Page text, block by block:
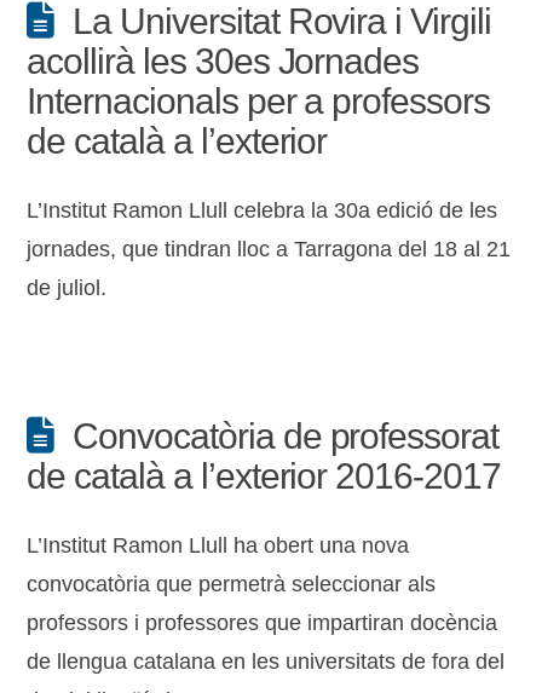
La Universitat Rovira i Virgili
acollirà les 30es Jornades
Internacionals per a professors
de català a l’exterior
L’Institut Ramon Llull celebra la 30a edició de les
jornades, que tindran lloc a Tarragona del 18 al 21
de juliol.
Convocatòria de professorat
de català a l’exterior 2016-2017
L’Institut Ramon Llull ha obert una nova
convocatòria que permetrà seleccionar als
professors i professores que impartiran docència
de llengua catalana en les universitats de fora del